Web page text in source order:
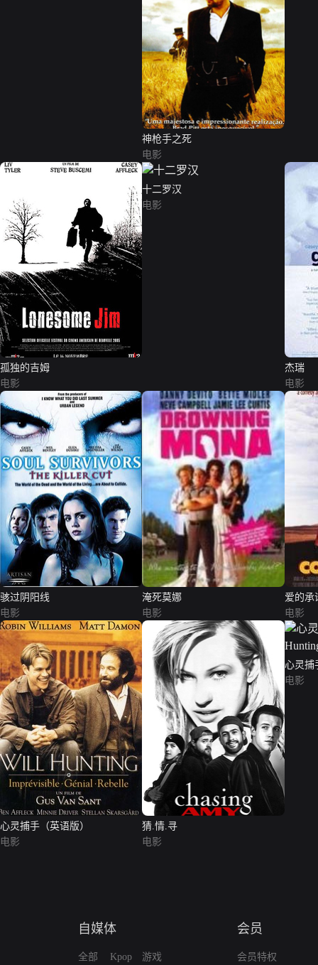
神枪手之死
电影
孤独的吉姆
电影
十二罗汉
电影
杰瑞
电影
骇过阴阳线
电影
淹死莫娜
电影
爱的承
电影
心灵捕手（英语版）
电影
猜.情.寻
电影
心灵捕
（普通
电影
自媒体
全部 Kpop 游戏
会员
会员特权